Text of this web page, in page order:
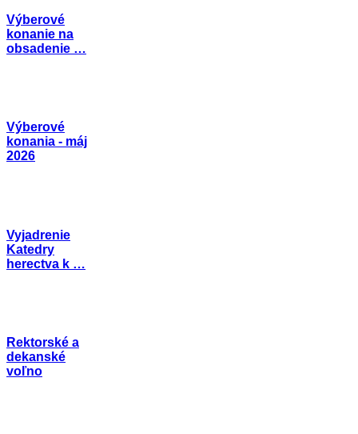
Výberové
konanie na
obsadenie …
Výberové
konania - máj
2026
Vyjadrenie
Katedry
herectva k …
Rektorské a
dekanské
voľno